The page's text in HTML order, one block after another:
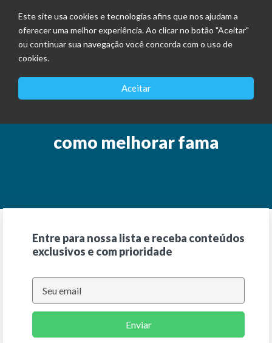
Este site usa cookies e tecnologias afins que nos ajudam a
oferecer uma melhor experiência. Ao clicar no botão "Aceitar"
ou continuar sua navegação você concorda com o uso de
cookies.
Aceitar
como melhorar fama
Entre para nossa lista e receba conteúdos
exclusivos e com prioridade
Enviar